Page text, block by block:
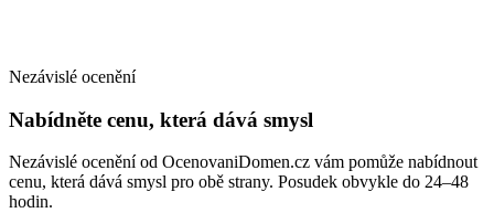
Nezávislé ocenění
Nabídněte cenu, která dává smysl
Nezávislé ocenění od OcenovaniDomen.cz vám pomůže nabídnout
cenu, která dává smysl pro obě strany. Posudek obvykle do 24–48
hodin.